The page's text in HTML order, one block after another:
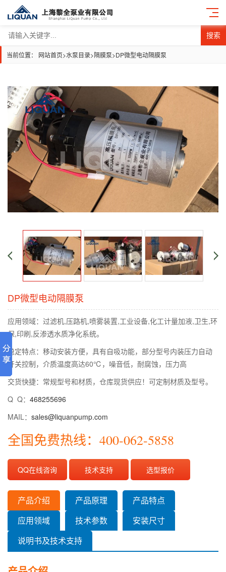
搜索
当前位置： 网站首页>水泵目录>隔膜泵>DP微型电动隔膜泵
DP微型电动隔膜泵
应用领域：过滤机,压路机,喷雾装置,工业设备,化工计量加液,卫生,环
保,印刷,反渗透水质净化系统。
稳定特点：移动安装方便，具有自吸功能，部分型号内装压力自动
开关控制，介质温度高达60℃，噪音低，耐腐蚀，压力高
交货快捷：常规型号和材质，仓库现货供应！可定制材质及型号。
Q Q： 468255696
MAIL： sales@liquanpump.com
全国免费热线：400-062-5858
QQ在线咨询 技术支持 选型报价
产品介绍 产品原理
产品特点
应用领域
技术参数
安装尺寸
说明书及技术支持